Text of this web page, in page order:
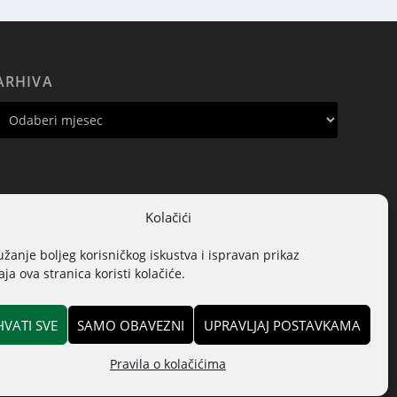
Kolačići
boljeg korisničkog iskustva i ispravan prikaz
ova stranica koristi kolačiće.
SVE SAMO OBAVEZNI UPRAVLJAJ POSTAVKAMA
Pravila o kolačićima